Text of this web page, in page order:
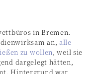
in Bremen.
an, alle
zu wollen, weil sie
dargelegt hätten,